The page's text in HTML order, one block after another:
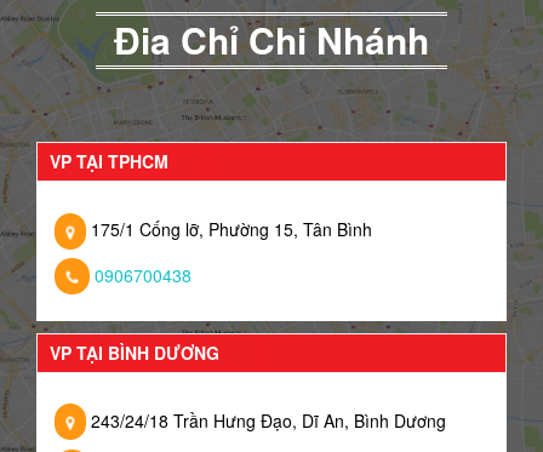
Đia Chỉ Chi Nhánh
VP TẠI TPHCM
175/1 Cống lỡ, Phường 15, Tân Bình
0906700438
VP TẠI BÌNH DƯƠNG
243/24/18 Trần Hưng Đạo, Dĩ An, Bình Dương